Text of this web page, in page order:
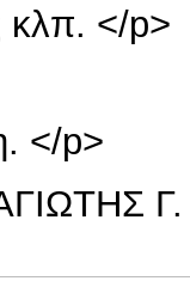
κλπ. </p>
</p>